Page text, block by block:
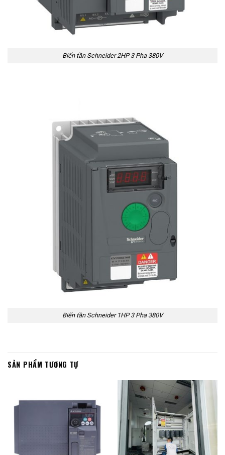
Biến tần Schneider 2HP 3 Pha 380V
Biến tần Schneider 1HP 3 Pha 380V
SẢN PHẨM TƯƠNG TỰ